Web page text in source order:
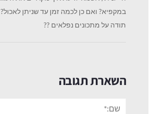
במקפיא? ואם כן לכמה זמן עד שניתן לאכול?
תודה על מתכונים נפלאים ??
השארת תגובה